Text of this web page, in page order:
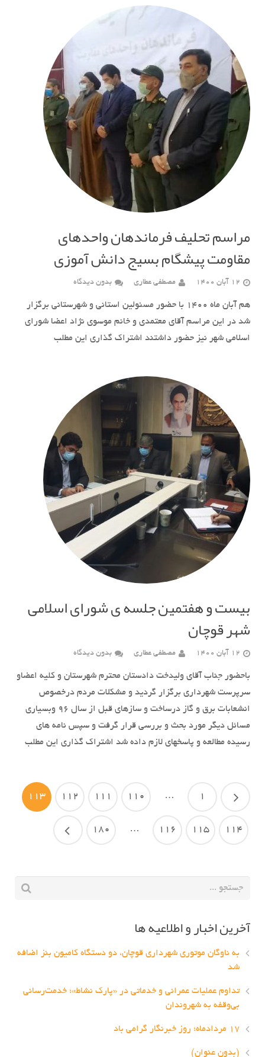
مراسم تحلیف فرماندهان واحدهای
مقاومت پیشگام بسیج دانش آموزی
12 آبان 1400 مصطفی عطاری بدون دیدگاه
هم آبان ماه 1400 با حضور مسئولین استانی و شهرستانی برگزار
شد در این مراسم آقای معتمدی و خانم موسوی نژاد اعضا شورای
اسلامی شهر نیز حضور داشتند اشتراک گذاری این مطلب
بیست و هفتمین جلسه ی شورای اسلامی
شهر قوچان
12 آبان 1400 مصطفی عطاری بدون دیدگاه
باحضور جناب آقای ولیدخت دادستان محترم شهرستان و کلیه اعضاو
سرپرست شهرداری برگزار گردید و مشکلات مردم درخصوص
انشعابات برق و گاز درساخت و سازهای قبل از سال ۹۶ وبسیاری
مسائل دیگر مورد بحث و بررسی قرار گرفت و سپس نامه های
رسیده مطالعه و پاسخهای لازم داده شد اشتراک گذاری این مطلب
1
…
110
111
112
113
114
115
116
…
180
آخرین اخبار و اطلاعیه ها
به ناوگان موتوری شهرداری قوچان، دو دستگاه کامیون بنز اضافه
شد
تداوم عملیات عمرانی و خدماتی در «پارک نشاط»؛ خدمت‌رسانی
بی‌وقفه به شهروندان
۱۷ مردادماه؛ روز خبرنگار گرامی باد
(بدون عنوان)